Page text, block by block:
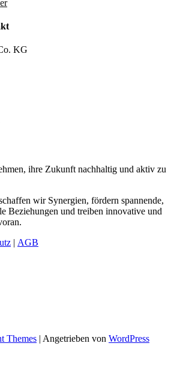
KG
ihre Zukunft nachhaltig und aktiv zu
wir Synergien, fördern spannende,
Beziehungen und treiben innovative und
| AGB
Themes | Angetrieben von WordPress